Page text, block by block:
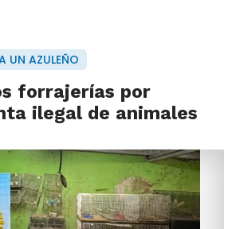
UN AZULEÑO
forrajerías por
ilegal de animales